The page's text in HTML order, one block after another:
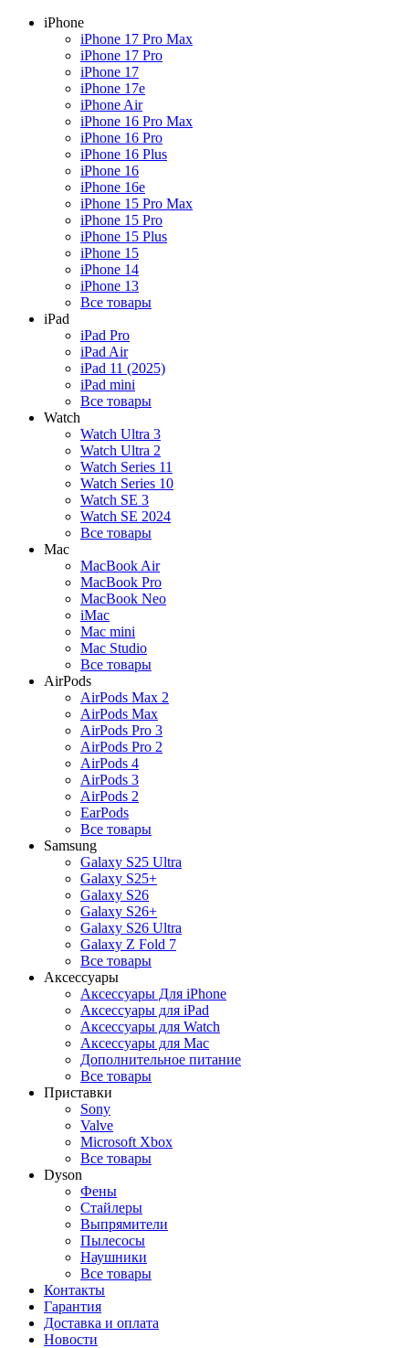
iPhone
iPhone 17 Pro Max
iPhone 17 Pro
iPhone 17
iPhone 17e
iPhone Air
iPhone 16 Pro Max
iPhone 16 Pro
iPhone 16 Plus
iPhone 16
iPhone 16e
iPhone 15 Pro Max
iPhone 15 Pro
iPhone 15 Plus
iPhone 15
iPhone 14
iPhone 13
Все товары
iPad
iPad Pro
iPad Air
iPad 11 (2025)
iPad mini
Все товары
Watch
Watch Ultra 3
Watch Ultra 2
Watch Series 11
Watch Series 10
Watch SE 3
Watch SE 2024
Все товары
Mac
MacBook Air
MacBook Pro
MacBook Neo
iMac
Mac mini
Mac Studio
Все товары
AirPods
AirPods Max 2
AirPods Max
AirPods Pro 3
AirPods Pro 2
AirPods 4
AirPods 3
AirPods 2
EarPods
Все товары
Samsung
Galaxy S25 Ultra
Galaxy S25+
Galaxy S26
Galaxy S26+
Galaxy S26 Ultra
Galaxy Z Fold 7
Все товары
Аксессуары
Аксессуары Для iPhone
Аксессуары для iPad
Аксессуары для Watch
Аксессуары для Mac
Дополнительное питание
Все товары
Приставки
Sony
Valve
Microsoft Xbox
Все товары
Dyson
Фены
Стайлеры
Выпрямители
Пылесосы
Наушники
Все товары
Контакты
Гарантия
Доставка и оплата
Новости